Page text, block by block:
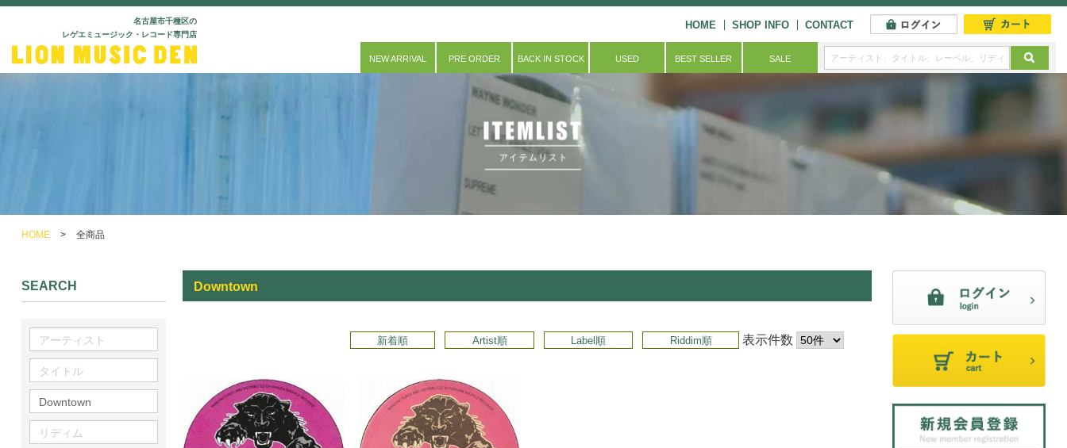
名古屋市千種区の
レゲエミュージック・レコード専門店
HOME SHOP INFO CONTACT
NEW ARRIVAL PRE ORDER BACK IN STOCK USED BEST SELLER SALE
HOME > 全商品
Downtown
新着順 Artist順 Label順 Riddim順 表示件数
SEARCH